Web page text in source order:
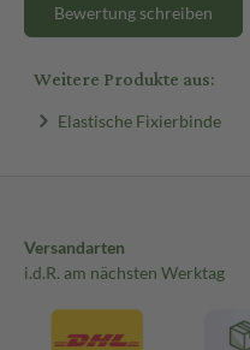
Bewertung schreiben
Weitere Produkte aus:
Elastische Fixierbinde
Versandarten
i.d.R. am nächsten Werktag